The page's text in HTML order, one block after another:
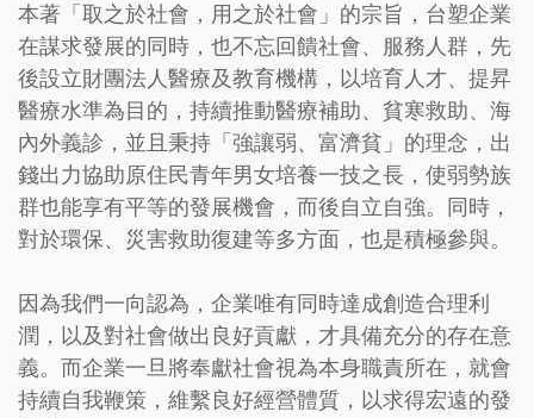
本著「取之於社會，用之於社會」的宗旨，台塑企業
在謀求發展的同時，也不忘回饋社會、服務人群，先
後設立財團法人醫療及教育機構，以培育人才、提昇
醫療水準為目的，持續推動醫療補助、貧寒救助、海
內外義診，並且秉持「強讓弱、富濟貧」的理念，出
錢出力協助原住民青年男女培養一技之長，使弱勢族
群也能享有平等的發展機會，而後自立自強。同時，
對於環保、災害救助復建等多方面，也是積極參與。
因為我們一向認為，企業唯有同時達成創造合理利
潤，以及對社會做出良好貢獻，才具備充分的存在意
義。而企業一旦將奉獻社會視為本身職責所在，就會
持續自我鞭策，維繫良好經營體質，以求得宏遠的發